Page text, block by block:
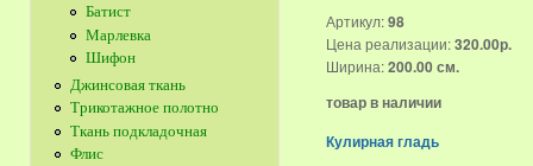
Батист
Марлевка
Шифон
Джинсовая ткань
Трикотажное полотно
Ткань подкладочная
Флис
Артикул:98
Цена реализации:320.00р.
Ширина:200.00 см.
товар в наличии
Кулирная гладь